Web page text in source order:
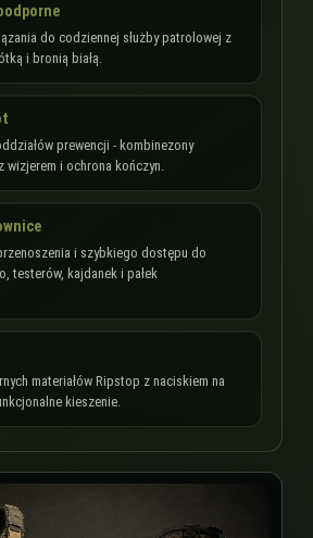
do codziennej służby patrolowej z
i bronią białą.
prewencji - kombinezony
wizjerem i ochrona kończyn.
i szybkiego dostępu do
testerów, kajdanek i pałek
materiałów Ripstop z naciskiem na
kieszenie.